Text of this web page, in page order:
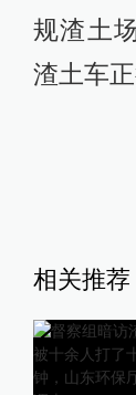
规渣土
渣土车
相关推荐